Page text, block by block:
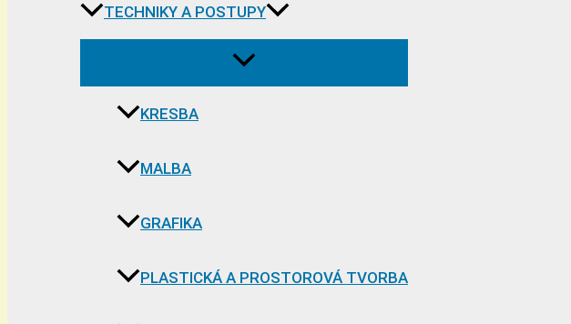
TECHNIKY A POSTUPY
KRESBA
MALBA
GRAFIKA
PLASTICKÁ A PROSTOROVÁ TVORBA